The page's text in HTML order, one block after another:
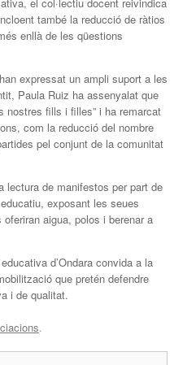
també la reducció de ràtios
enllà de les qüestions
expressat un ampli suport a les
Paula Ruiz ha assenyalat que
nostres fills i filles” i ha remarcat
com la reducció del nombre
pel conjunt de la comunitat
lectura de manifestos per part de
exposant les seues
aigua, polos i berenar a
d’Ondara convida a la
que pretén defendre
i de qualitat.
.